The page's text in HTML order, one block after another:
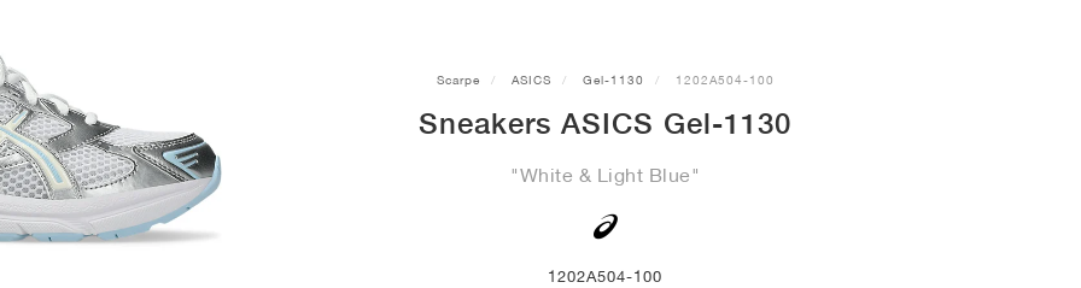
Scarpe ASICS Gel-1130 1202A504-100
Sneakers ASICS Gel-1130
"White & Light Blue"
1202A504-100